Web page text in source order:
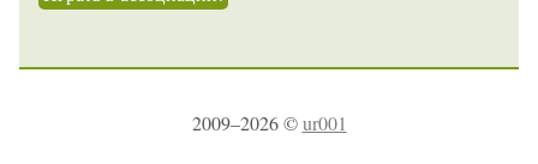
2009–2026 ©ur001